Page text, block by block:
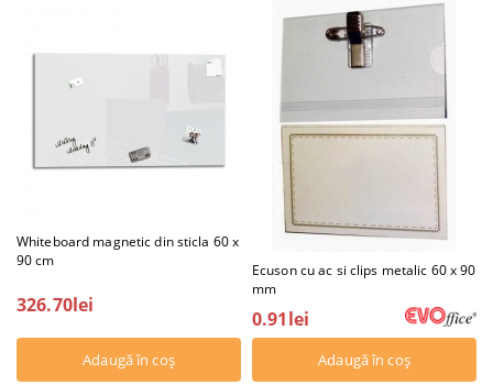
Whiteboard magnetic din sticla 60 x
90 cm
326.70lei
Ecuson cu ac si clips metalic 60 x 90
mm
0.91lei